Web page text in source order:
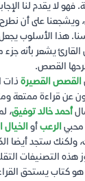
لا يقدم لنا
ويشجعنا على أن
هذا الأسلوب يجعل
القارئ يشعر بأنه
القصص.
القصص القصيرة ذات
عن قراءة ممتعة
أحمد خالد توفيق،
محبيالرعبأوالخيال
ولكنك ستجد أيضا
هذه التصنيفات
هو كتاب يستحق